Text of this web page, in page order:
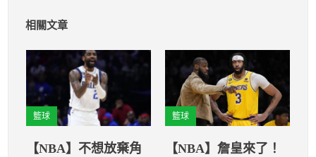
相關文章
籃球
【NBA】不想放棄角
籃球
【NBA】詹皇來了！